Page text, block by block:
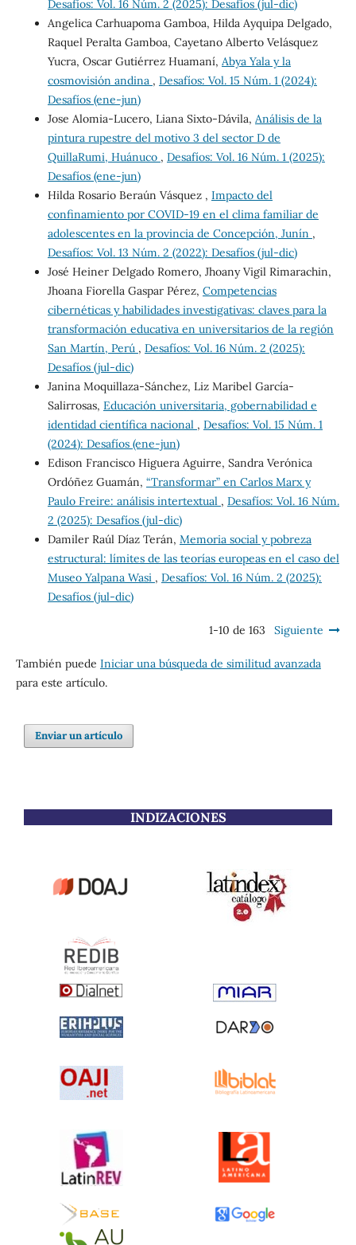
Desafíos: Vol. 16 Núm. 2 (2025): Desafíos (jul-dic)
Angelica Carhuapoma Gamboa, Hilda Ayquipa Delgado,
Raquel Peralta Gamboa, Cayetano Alberto Velásquez
Yucra, Oscar Gutiérrez Huamaní, Abya Yala y la
cosmovisión andina , Desafíos: Vol. 15 Núm. 1 (2024):
Desafíos (ene-jun)
Jose Alomia-Lucero, Liana Sixto-Dávila, Análisis de la
pintura rupestre del motivo 3 del sector D de
QuillaRumi, Huánuco , Desafíos: Vol. 16 Núm. 1 (2025):
Desafíos (ene-jun)
Hilda Rosario Beraún Vásquez , Impacto del
confinamiento por COVID-19 en el clima familiar de
adolescentes en la provincia de Concepción, Junín ,
Desafíos: Vol. 13 Núm. 2 (2022): Desafíos (jul-dic)
José Heiner Delgado Romero, Jhoany Vigil Rimarachin,
Jhoana Fiorella Gaspar Pérez, Competencias
cibernéticas y habilidades investigativas: claves para la
transformación educativa en universitarios de la región
San Martín, Perú , Desafíos: Vol. 16 Núm. 2 (2025):
Desafíos (jul-dic)
Janina Moquillaza-Sánchez, Liz Maribel García-
Salirrosas, Educación universitaria, gobernabilidad e
identidad científica nacional , Desafíos: Vol. 15 Núm. 1
(2024): Desafíos (ene-jun)
Edison Francisco Higuera Aguirre, Sandra Verónica
Ordóñez Guamán, “Transformar” en Carlos Marx y
Paulo Freire: análisis intertextual , Desafíos: Vol. 16 Núm.
2 (2025): Desafíos (jul-dic)
Damiler Raúl Díaz Terán, Memoria social y pobreza
estructural: límites de las teorías europeas en el caso del
Museo Yalpana Wasi , Desafíos: Vol. 16 Núm. 2 (2025):
Desafíos (jul-dic)
1-10 de 163 Siguiente
También puede Iniciar una búsqueda de similitud avanzada
para este artículo.
Enviar un artículo
INDIZACIONES